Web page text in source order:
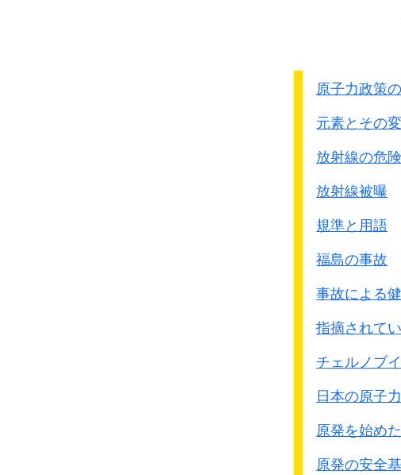
悲劇的な忌まわしい事件に会っ
中国侵略で南京事件、三光作戦
数々の非人道的行為をした日本軍
自国の領土で自国民(沖縄人)に対
沖縄戦では世界にも類のない特徴
軍隊による自国民への虐殺や虐
また美化されて語られることの
軍による強制がかなりあったこ
つまり自殺ではなかったという
米兵よりも日本
軍隊は住民を守らなかった｣と
そして、日本軍とアメリカ軍
住民の死亡者の方が多かった事
原子力政策
元素とその
放射線の危
放射線被曝
規準と用語
福島の事故
事故による
指摘されて
チェルノブ
日本の原子
原発を始め
原発の安全